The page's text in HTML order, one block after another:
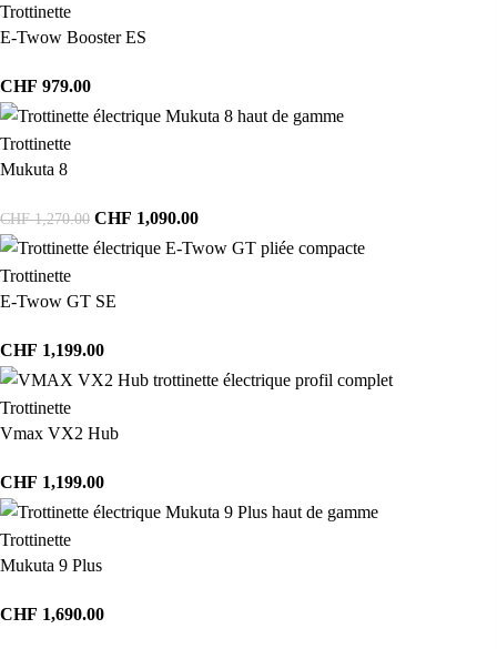
Trottinette
E-Twow Booster ES
CHF 979.00
Trottinette
Mukuta 8
CHF1,270.00 CHF 1,090.00
Trottinette
E-Twow GT SE
CHF 1,199.00
Trottinette
Vmax VX2 Hub
CHF 1,199.00
Trottinette
Mukuta 9 Plus
CHF 1,690.00